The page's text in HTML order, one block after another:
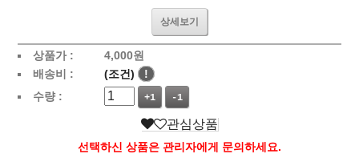
상세보기
상품가 : 4,000원
배송비 :
(조건)
!
수량 :
+1 -1
관심상품
선택하신 상품은 관리자에게 문의하세요.